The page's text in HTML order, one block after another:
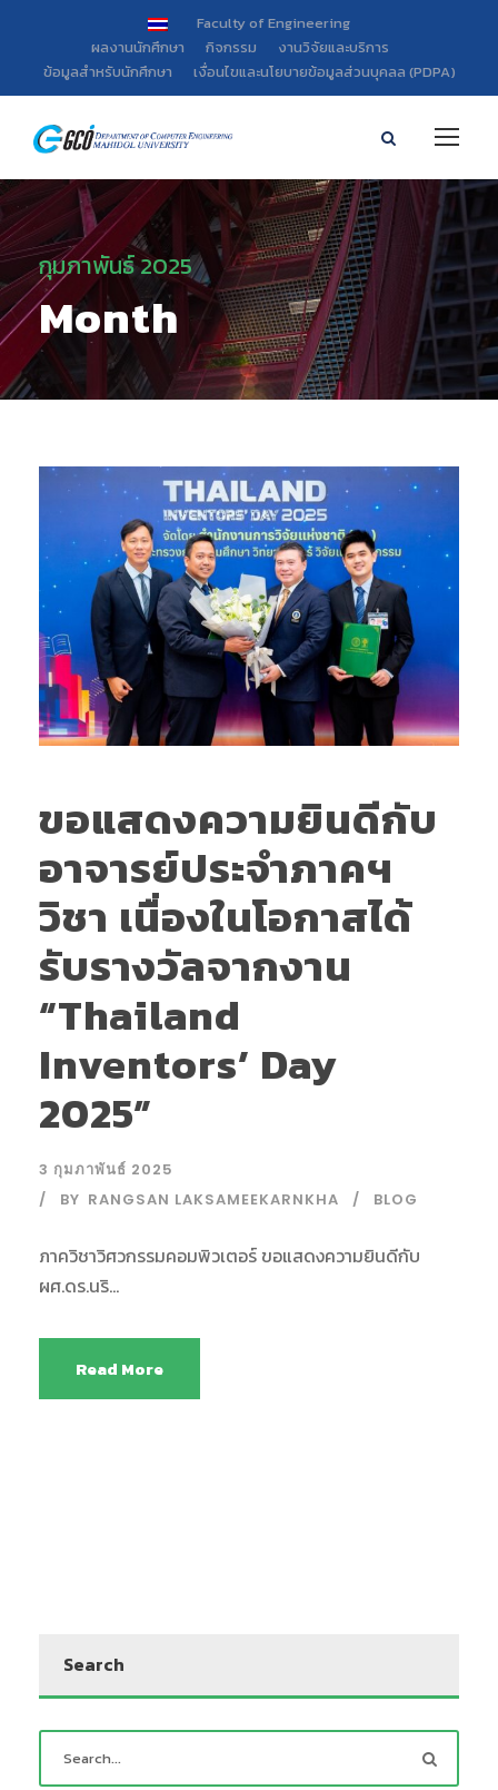
Faculty of Engineering
ผลงานนักศึกษา
กิจกรรม
งานวิจัยและบริการ
ข้อมูลสำหรับนักศึกษา
เงื่อนไขและนโยบายข้อมูลส่วนบุคลล (PDPA)
กุมภาพันธ์ 2025
Month
ขอแสดงความยินดีกับ
อาจารย์ประจำภาคฯ
วิชา เนื่องในโอกาสได้
รับรางวัลจากงาน
“Thailand
Inventors’ Day
2025”
3 กุมภาพันธ์ 2025
BY RANGSAN LAKSAMEEKARNKHA BLOG
ภาควิชาวิศวกรรมคอมพิวเตอร์ ขอแสดงความยินดีกับ
ผศ.ดร.นริ...
Read More
Search